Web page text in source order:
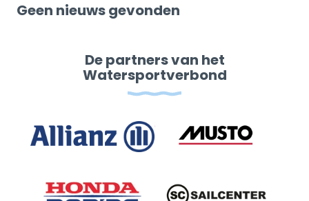
Geen nieuws gevonden
De partners van het
Watersportverbond